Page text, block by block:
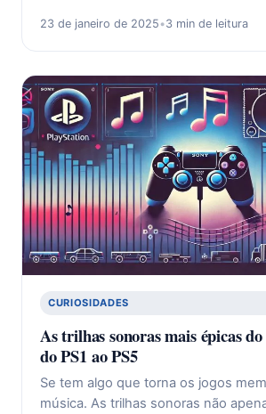
23 de janeiro de 2025•3 min de leitura
CURIOSIDADES
As trilhas sonoras mais épicas
do PS1 ao PS5
Se tem algo que torna os jogos
música. As trilhas sonoras não